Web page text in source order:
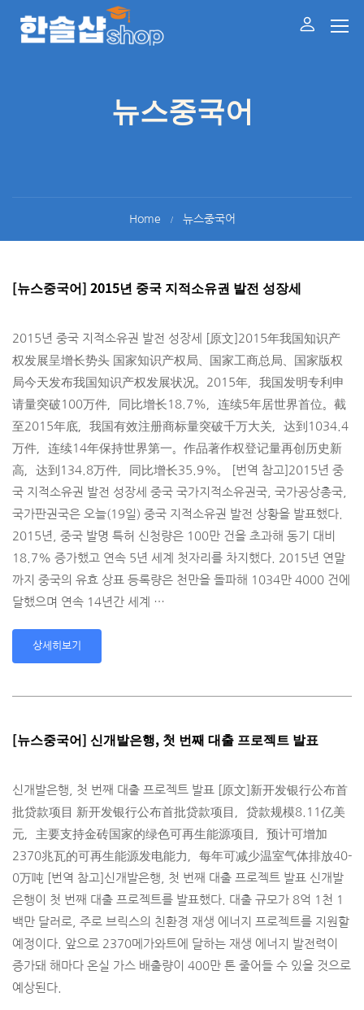
뉴스중국어
Home 뉴스중국어
[뉴스중국어] 2015년 중국 지적소유권 발전 성장세
2015년 중국 지적소유권 발전 성장세 [原文]2015年我国知识产
权发展呈增长势头 国家知识产权局、国家工商总局、国家版权
局今天发布我国知识产权发展状况。2015年­，我国发明专利申
请量突破100万件，同比增长18.7%，连续5年居世界首位。截
至­2015年底，我国有效注册商标量突破千万大关，达到1034.4
万件，连续14年保­持世界第一。作品著作权登记量再创历史新
高，达到134.8万件，同比增长35.9%­。 [번역 참고]2015년 중
국 지적소유권 발전 성장세 중국 국가지적소유권국, 국가공상총국,
국가판권국은 오늘(19일) 중국 지적소유권 발전 상황을 발표했다.
2015년, 중국 발명 특허 신청량은 100만 건을 초과해 동기 대비
18.7% 증가했고 연속 5년 세계 첫자리를 차지했다. 2015년 연말
까지 중국의 유효 상표 등록량은 천만을 돌파해 1034만 4000 건에
달했으며 연속 14년간 세계 …
상세히보기
[뉴스중국어] 신개발은행, 첫 번째 대출 프로젝트 발표
신개발은행, 첫 번째 대출 프로젝트 발표 [原文]新开发银行公布首
批贷款项目 新开发银行公布首批贷款项目，贷款规模8.11亿美
元，主要支持金砖国家的绿色可再生­能源项目，预计可增加
2370兆瓦的可再生能源发电能力，每年可减少温室气体排放40­
0万吨 [번역 참고]신개발은행, 첫 번째 대출 프로젝트 발표 신개발
은행이 첫 번째 대출 프로젝트를 발표했다. 대출 규모가 8억 1천 1
백만 달러로, 주로 브릭스의 친환경 재생 에너지 프로젝트를 지원할
예정이다. 앞으로 2370메가와트에 달하는 재생 에너지 발전력이
증가돼 해마다 온실 가스 배출량이 400만 톤 줄어들 수 있을 것으로
예상된다.